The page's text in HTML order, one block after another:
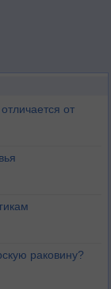
от
раковину?